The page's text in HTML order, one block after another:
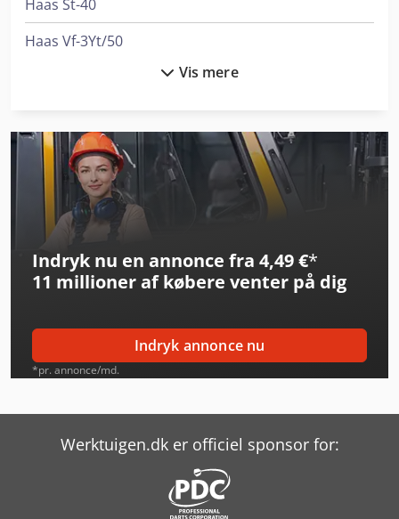
Haas St-40
Haas Vf-3Yt/50
Heller H 6000
Heller Hf 5500
Herbold Sms 30/50
Hurco Vmx 50 I
Knuth Kpb 30
Linde H 50
Sahinler Hkm 40
Vis mere
Indryk nu en annonce fra 4,49 €*
11 millioner af købere venter på dig
Indryk annonce nu
*pr. annonce/md.
Werktuigen.dk er officiel sponsor for: